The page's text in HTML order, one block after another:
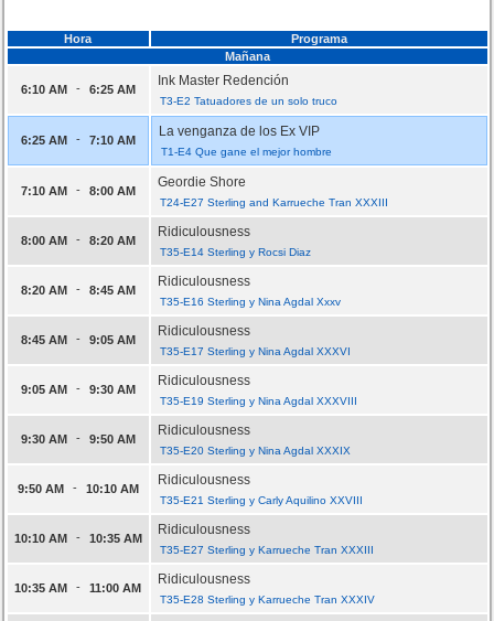
Hora
Programa
Mañana
6:10 AM - 6:25 AM
Ink Master Redención
T3-E2 Tatuadores de un solo truco
6:25 AM - 7:10 AM
La venganza de los Ex VIP
T1-E4 Que gane el mejor hombre
7:10 AM - 8:00 AM
Geordie Shore
T24-E27 Sterling and Karrueche Tran XXXIII
8:00 AM - 8:20 AM
Ridiculousness
T35-E14 Sterling y Rocsi Diaz
8:20 AM - 8:45 AM
Ridiculousness
T35-E16 Sterling y Nina Agdal Xxxv
8:45 AM - 9:05 AM
Ridiculousness
T35-E17 Sterling y Nina Agdal XXXVI
9:05 AM - 9:30 AM
Ridiculousness
T35-E19 Sterling y Nina Agdal XXXVIII
9:30 AM - 9:50 AM
Ridiculousness
T35-E20 Sterling y Nina Agdal XXXIX
9:50 AM - 10:10 AM
Ridiculousness
T35-E21 Sterling y Carly Aquilino XXVIII
10:10 AM - 10:35 AM
Ridiculousness
T35-E27 Sterling y Karrueche Tran XXXIII
10:35 AM - 11:00 AM
Ridiculousness
T35-E28 Sterling y Karrueche Tran XXXIV